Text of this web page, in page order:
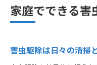
家庭でできる害
害虫駆除は日々の清掃